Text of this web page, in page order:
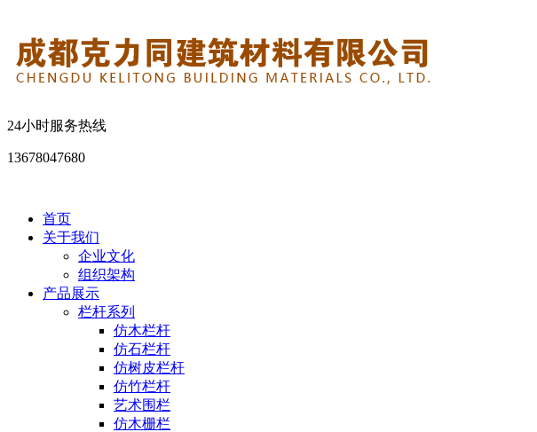
24小时服务热线
13678047680
首页
关于我们
企业文化
组织架构
产品展示
栏杆系列
仿木栏杆
仿石栏杆
仿树皮栏杆
仿竹栏杆
艺术围栏
仿木栅栏